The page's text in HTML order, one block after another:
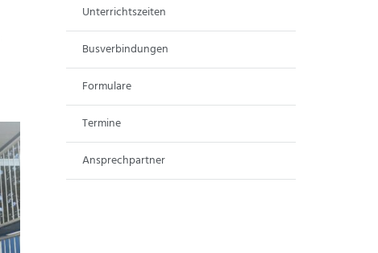
Unterrichtszeiten
Busverbindungen
Formulare
Termine
Ansprechpartner